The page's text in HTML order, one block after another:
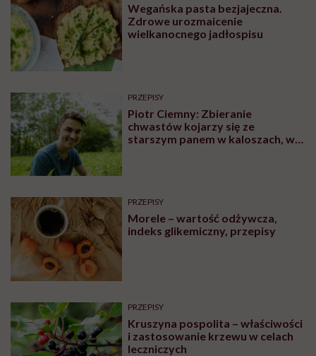
Wegańska pasta bezjajeczna.
Zdrowe urozmaicenie
wielkanocnego jadłospisu
PRZEPISY
Piotr Ciemny: Zbieranie
chwastów kojarzy się ze
starszym panem w kaloszach, w
PRZEPISY
Morele – wartość odżywcza,
indeks glikemiczny, przepisy
PRZEPISY
Kruszyna pospolita – właściwości
i zastosowanie krzewu w celach
leczniczych